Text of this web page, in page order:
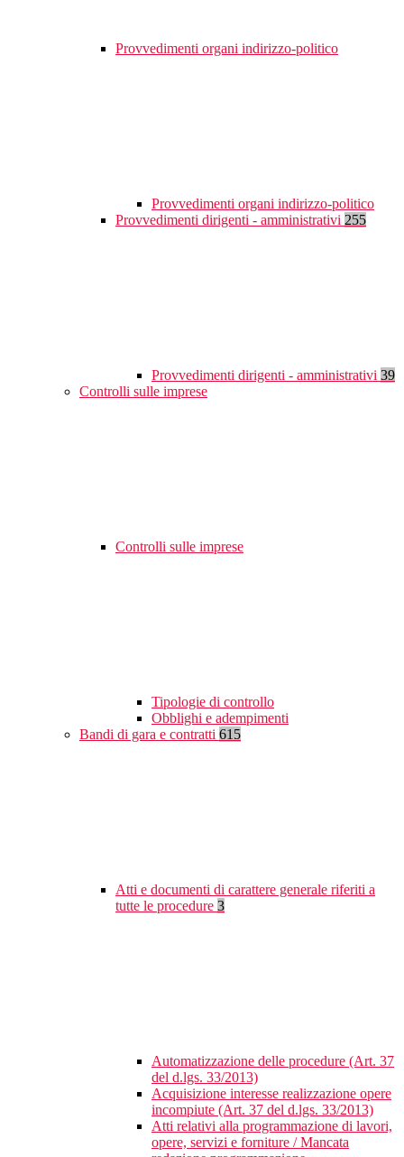
Provvedimenti organi indirizzo-politico
Provvedimenti organi indirizzo-politico
Provvedimenti dirigenti - amministrativi 255
Provvedimenti dirigenti - amministrativi 39
Controlli sulle imprese
Controlli sulle imprese
Tipologie di controllo
Obblighi e adempimenti
Bandi di gara e contratti 615
Atti e documenti di carattere generale riferiti a
tutte le procedure 3
Automatizzazione delle procedure (Art. 37
del d.lgs. 33/2013)
Acquisizione interesse realizzazione opere
incompiute (Art. 37 del d.lgs. 33/2013)
Atti relativi alla programmazione di lavori,
opere, servizi e forniture / Mancata